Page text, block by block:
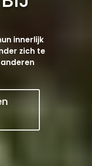
innerlijk
zich te